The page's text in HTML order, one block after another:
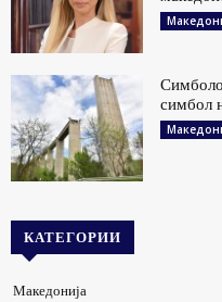
симбол
КАТЕГОРИИ
Македонија